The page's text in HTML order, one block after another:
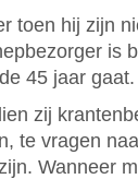
toen hij zijn
is
45 jaar gaat.
zij
te vragen
Wanneer